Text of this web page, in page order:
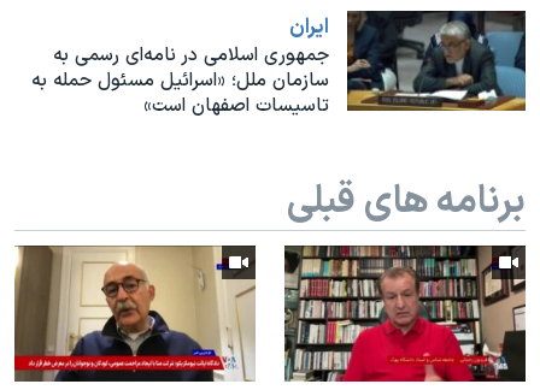
نرگس محمدی برنده جایزه نوبل صلح
همایش محافظه‌کاران آمریکا «سی‌پک»
سفر پرزیدنت ترامپ به چین
ايران
جمهوری اسلامی در نامه‌ای رسمی به
سازمان ملل؛ «اسرائیل مسئول حمله به
تاسیسات اصفهان است»
برنامه های قبلی